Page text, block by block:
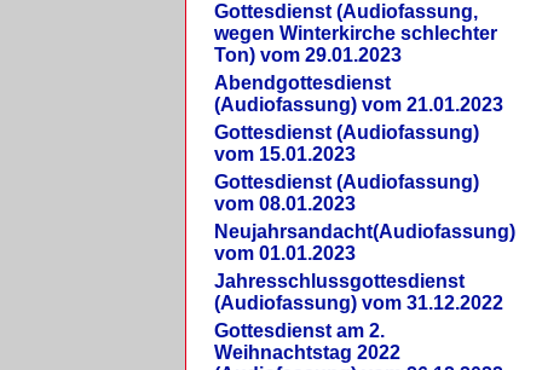
Gottesdienst (Audiofassung,
wegen Winterkirche schlechter
Ton) vom 29.01.2023
Abendgottesdienst
(Audiofassung) vom 21.01.2023
Gottesdienst (Audiofassung)
vom 15.01.2023
Gottesdienst (Audiofassung)
vom 08.01.2023
Neujahrsandacht(Audiofassung)
vom 01.01.2023
Jahresschlussgottesdienst
(Audiofassung) vom 31.12.2022
Gottesdienst am 2.
Weihnachtstag 2022